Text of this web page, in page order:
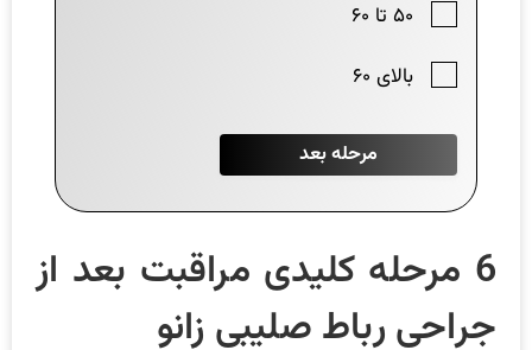
6 مرحله کلیدی مراقبت بعد از
جراحی رباط صلیبی زانو